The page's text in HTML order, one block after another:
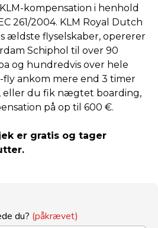
kompensation i henhold
261/2004. KLM Royal Dutch
ældste flyselskaber, opererer
Schiphol til over 90
og hundredvis over hele
fly ankom mere end 3 timer
eller du fik nægtet boarding,
på op til 600 €.
er gratis og tager
du? (påkrævet)